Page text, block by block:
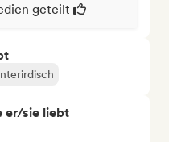
geteilt
er/sie liebt